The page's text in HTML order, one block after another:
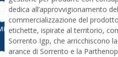
dedica all’approvvigionamento
commercializzazione del
etichette, ispirate al territorio,
Sorrento Igp, che arricchiscono
arance di Sorrento e la